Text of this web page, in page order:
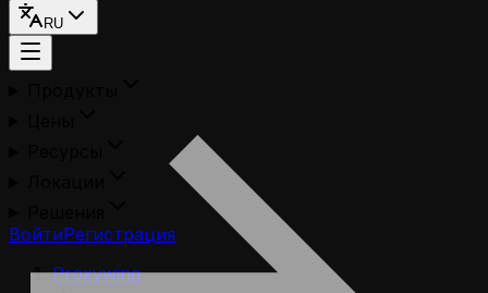
RU
ВойтиРегистрация
Proxywing